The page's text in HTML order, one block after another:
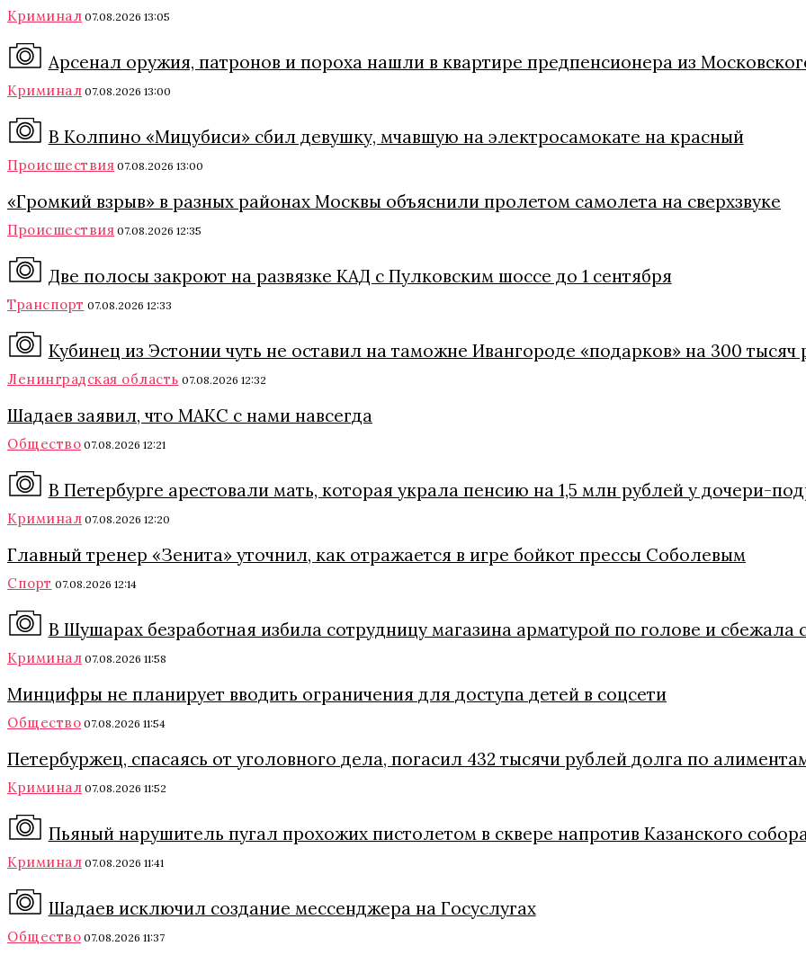
Криминал 07.08.2026 13:05
Арсенал оружия, патронов и пороха нашли в квартире предпенсионера из
Криминал 07.08.2026 13:00
В Колпино «Мицубиси» сбил девушку, мчавшую на электросамокате на красный
Происшествия 07.08.2026 13:00
«Громкий взрыв» в разных районах Москвы объяснили пролетом самолета на сверхзвуке
Происшествия 07.08.2026 12:35
Две полосы закроют на развязке КАД с Пулковским шоссе до 1 сентября
Транспорт 07.08.2026 12:33
Кубинец из Эстонии чуть не оставил на таможне Ивангороде «подарков» на 300 тысяч
Ленинградская область 07.08.2026 12:32
Шадаев заявил, что МАКС с нами навсегда
Общество 07.08.2026 12:21
В Петербурге арестовали мать, которая украла пенсию на 1,5 млн рублей у дочери-
Криминал 07.08.2026 12:20
Главный тренер «Зенита» уточнил, как отражается в игре бойкот прессы Соболевым
Спорт 07.08.2026 12:14
В Шушарах безработная избила сотрудницу магазина арматурой по голове и сбежала
Криминал 07.08.2026 11:58
Минцифры не планирует вводить ограничения для доступа детей в соцсети
Общество 07.08.2026 11:54
Петербуржец, спасаясь от уголовного дела, погасил 432 тысячи рублей долга по
Криминал 07.08.2026 11:52
Пьяный нарушитель пугал прохожих пистолетом в сквере напротив Казанского
Криминал 07.08.2026 11:41
Шадаев исключил создание мессенджера на Госуслугах
Общество 07.08.2026 11:37